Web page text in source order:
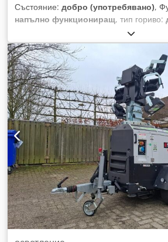
Състояние: добро (употребявано),
напълно функциониращ, тип гориво:
, часове на работа:
осветителна кула Умна соларна
енергийна система Марка: Verdegro
Amgorf Модел: LLTT-H Година: 2016
система (350 W) LED прожектори с
Фотоклетка за дневна светлина
изключване) Пружинен макара с
ограждане чрез DSE уеб интерфейс 7-
вертикална кула (поцинкована
повдигане отгоре и под шасито
контролен екран с подсветка
Капацитет на резервоара за гориво:
за разливи/подложка за разливи
подпори и нивелиращи крикове
гумена ос